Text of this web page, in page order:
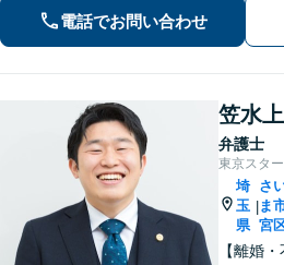
対応(法
専門性
電話でお問い合わせ
笠水
弁護士
東京スタ
埼
玉
県
|
さ
ま
宮
【離婚